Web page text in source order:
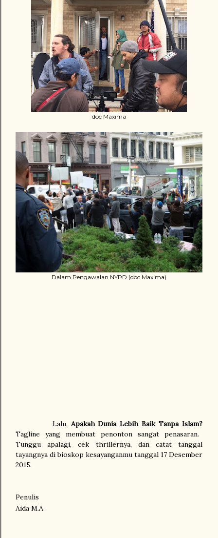
doc Maxima
Dalam Pengawalan NYPD (doc Maxima)
Lalu, Apakah Dunia Lebih Baik Tanpa Islam?
Tagline yang membuat penonton sangat penasaran.
Tunggu apalagi, cek thrillernya, dan catat tanggal
tayangnya di bioskop kesayanganmu tanggal 17 Desember
2015.
Penulis
Aida M.A